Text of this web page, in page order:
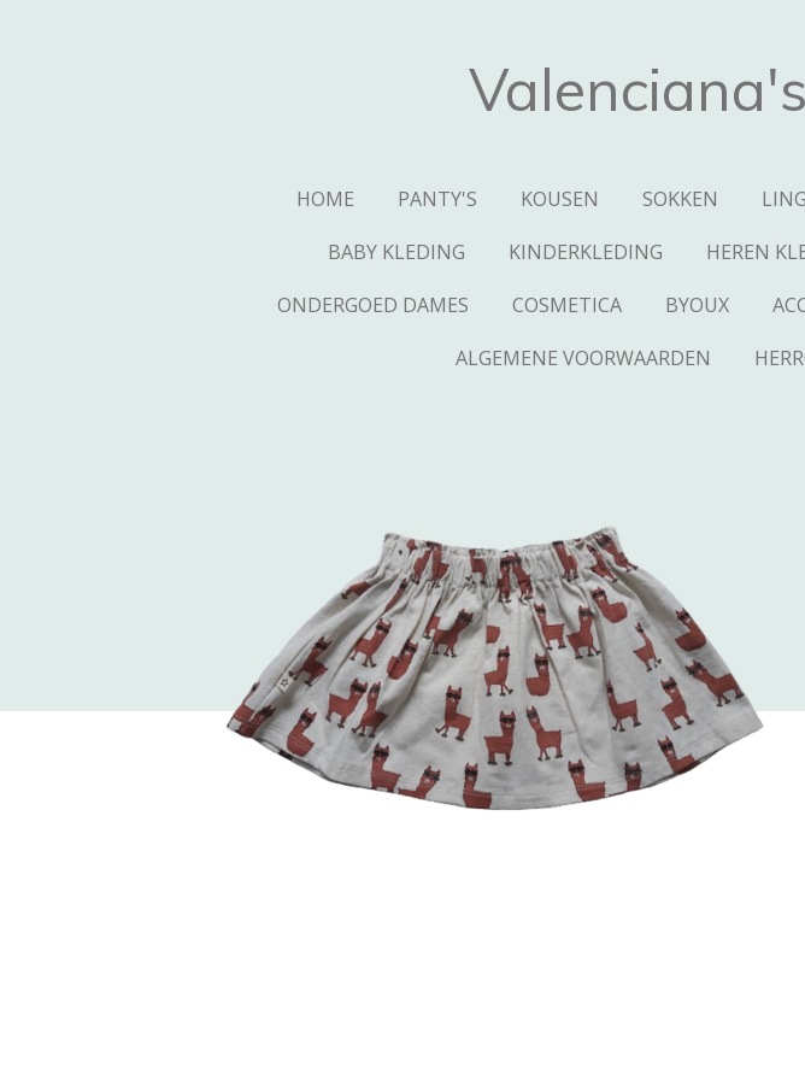
HOME PANTY'S KOUSEN SOKKEN
BABY KLEDING
KINDERKLEDING HEREN
ONDERGOED DAMES
COSMETICA BYOUX
ALGEMENE VOORWAARDEN